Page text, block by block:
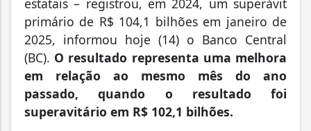
estatais – registrou, em 2024, um superávit
primário de R$ 104,1 bilhões em janeiro de
2025, informou hoje (14) o Banco Central
(BC). O resultado representa uma melhora
em relação ao mesmo mês do ano
passado, quando o resultado foi
superavitário em R$ 102,1 bilhões.